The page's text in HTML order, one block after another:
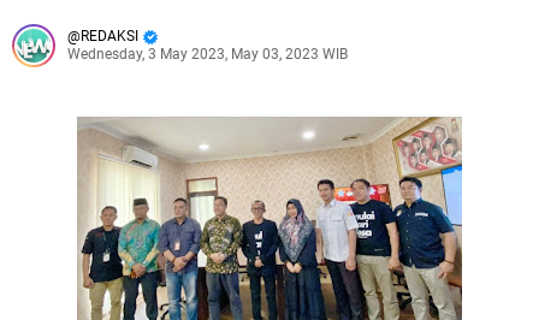
REDAKSI
Wednesday, 3 May 2023, May 03, 2023 WIB